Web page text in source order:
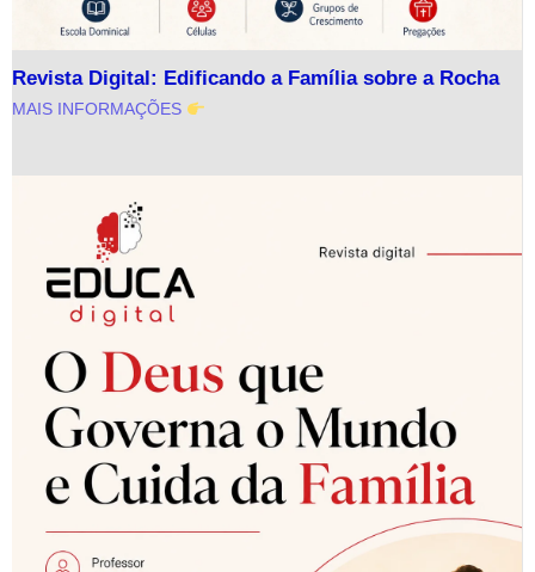
Revista Digital: Edificando a Família sobre a Rocha
MAIS INFORMAÇÕES